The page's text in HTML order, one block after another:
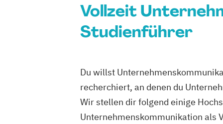
Vollzeit
Studienführer
Du willst
recherchiert, an denen du
Wir stellen dir folgend einige
Unternehmenskommunikation als